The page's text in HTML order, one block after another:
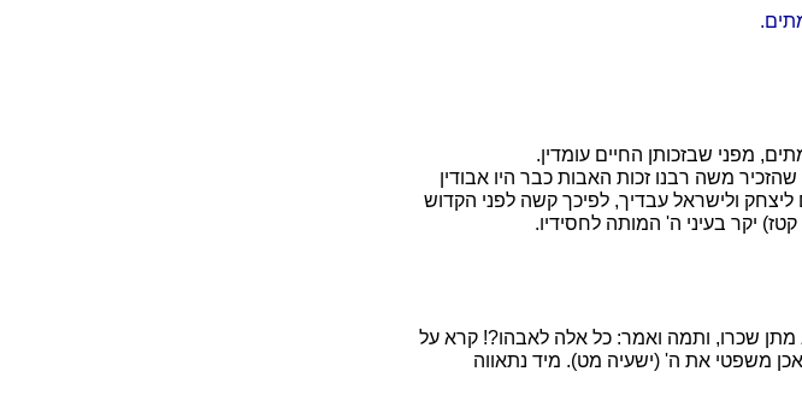
מפני שבזכותן החיים עומדין.
משה רבנו זכות האבות כבר היו אבודין
ולישראל עבדיך, לפיכך קשה לפני הקדוש
יקר בעיני ה' המותה לחסידיו.
מתן שכרו, ותמה ואמר: כל אלה לאבהו?! קרא על
אכן משפטי את ה' (ישעיה מט). מיד נתאווה